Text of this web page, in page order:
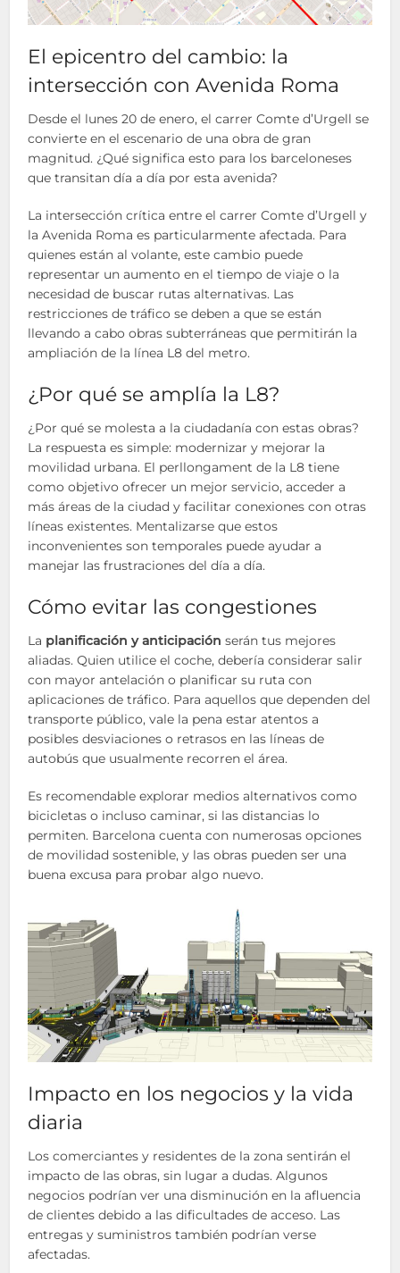
El epicentro del cambio: la
intersección con Avenida Roma
Desde el lunes 20 de enero, el carrer Comte d’Urgell se
convierte en el escenario de una obra de gran
magnitud. ¿Qué significa esto para los barceloneses
que transitan día a día por esta avenida?
La intersección crítica entre el carrer Comte d’Urgell y
la Avenida Roma es particularmente afectada. Para
quienes están al volante, este cambio puede
representar un aumento en el tiempo de viaje o la
necesidad de buscar rutas alternativas. Las
restricciones de tráfico se deben a que se están
llevando a cabo obras subterráneas que permitirán la
ampliación de la línea L8 del metro.
¿Por qué se amplía la L8?
¿Por qué se molesta a la ciudadanía con estas obras?
La respuesta es simple: modernizar y mejorar la
movilidad urbana. El perllongament de la L8 tiene
como objetivo ofrecer un mejor servicio, acceder a
más áreas de la ciudad y facilitar conexiones con otras
líneas existentes. Mentalizarse que estos
inconvenientes son temporales puede ayudar a
manejar las frustraciones del día a día.
Cómo evitar las congestiones
La planificación y anticipación serán tus mejores
aliadas. Quien utilice el coche, debería considerar salir
con mayor antelación o planificar su ruta con
aplicaciones de tráfico. Para aquellos que dependen del
transporte público, vale la pena estar atentos a
posibles desviaciones o retrasos en las líneas de
autobús que usualmente recorren el área.
Es recomendable explorar medios alternativos como
bicicletas o incluso caminar, si las distancias lo
permiten. Barcelona cuenta con numerosas opciones
de movilidad sostenible, y las obras pueden ser una
buena excusa para probar algo nuevo.
Impacto en los negocios y la vida
diaria
Los comerciantes y residentes de la zona sentirán el
impacto de las obras, sin lugar a dudas. Algunos
negocios podrían ver una disminución en la afluencia
de clientes debido a las dificultades de acceso. Las
entregas y suministros también podrían verse
afectadas.